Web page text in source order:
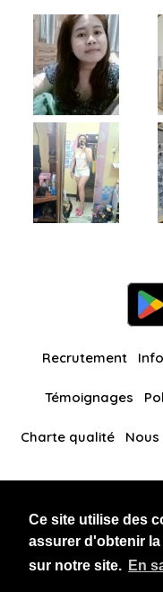
Ce site utilise des
assurer d'obtenir
sur notre site. En
Recrutement
Témoignages
Charte qualité